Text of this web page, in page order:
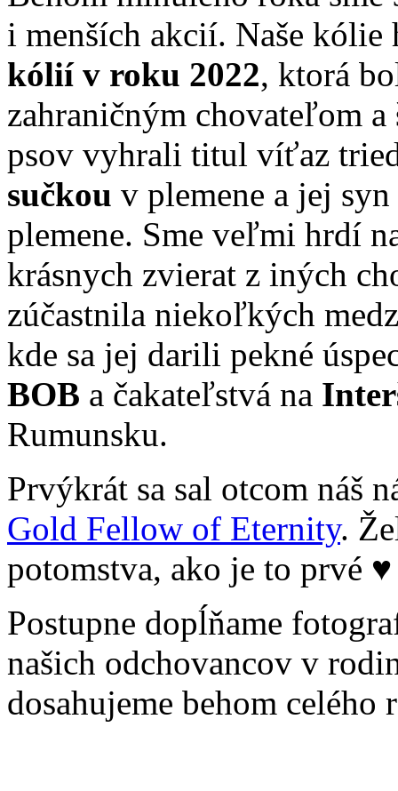
i menších akcií. Naše
kólií v roku 2022, ktorá
zahraničným chovateľom
psov vyhrali titul víťaz
sučkou v plemene a jej syn
plemene. Sme veľmi hrdí
krásnych zvierat z iných
zúčastnila niekoľkých
kde sa jej darili pekné
BOB a čakateľstvá na
Rumunsku.
Prvýkrát sa sal otcom náš
Gold Fellow of Eternity.
potomstva, ako je to prvé ♥
Postupne dopĺňame
našich odchovancov v
dosahujeme behom